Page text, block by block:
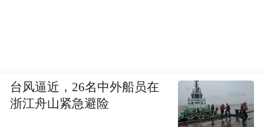
台风逼近，26名中外船员在
浙江舟山紧急避险